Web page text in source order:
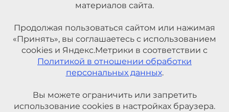
материалов сайта.
Продолжая пользоваться сайтом или нажимая
«Принять», вы соглашаетесь с использованием
cookies и Яндекс.Метрики в соответствии с
Политикой в отношении обработки
персональных данных.
Вы можете ограничить или запретить
использование cookies в настройках браузера.